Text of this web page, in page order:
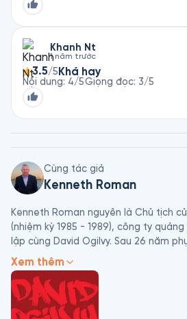
điểm số thuần túy. Cuốn sách nhắc nhở rằng giáo dục là
không chỉ là con đường dẫn tới
💡 “Giáo dục tốt là giúp mỗi cá
diện và tìm thấy tiếng nói riêng của
Khanh Nt
1 năm trước
3.5/5 Khá hay
Nội dung: 4/5Giọng đọc: 3/5
Cùng tác giả
Kenneth Roman
Kenneth Roman nguyên là Chủ tịch
(nhiệm kỳ 1985 - 1989), công ty
lập cùng David Ogilvy. Sau 26 năm
nhập American Express với vai trò
cao, trước khi trở thành nhà tư vấn và
David Ogilvy - Triều đại của một ông
cuốn sách mới nhất và nổi tiếng nhất
Xem thêm